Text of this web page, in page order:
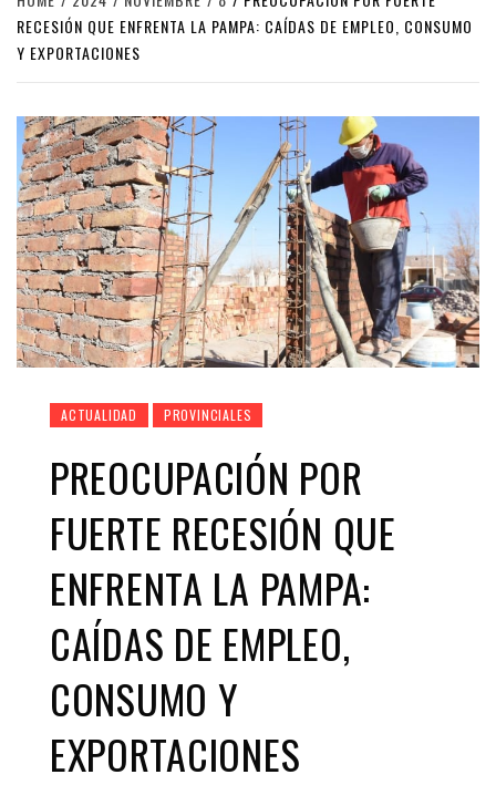
RECESIÓN QUE ENFRENTA LA PAMPA: CAÍDAS DE EMPLEO, CONSUMO
Y EXPORTACIONES
ACTUALIDAD PROVINCIALES
PREOCUPACIÓN POR
FUERTE RECESIÓN QUE
ENFRENTA LA PAMPA:
CAÍDAS DE EMPLEO,
CONSUMO Y
EXPORTACIONES